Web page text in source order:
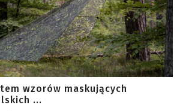
wzorów maskujących
...